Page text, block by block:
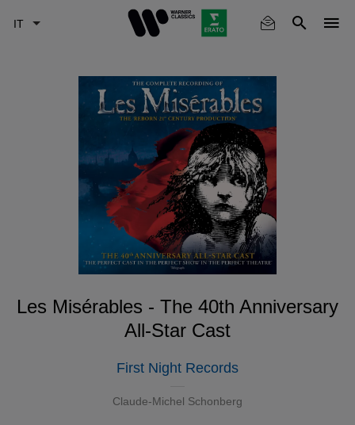
Les Misérables - The 40th Anniversary
All-Star Cast
First Night Records
Claude-Michel Schonberg